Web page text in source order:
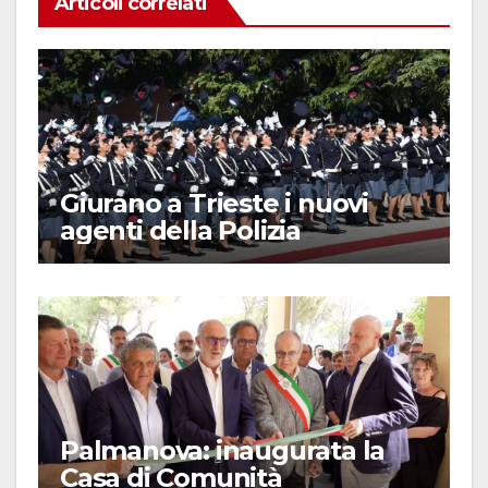
Giurano a Trieste i nuovi
agenti della Polizia
Palmanova: inaugurata la
Casa di Comunità